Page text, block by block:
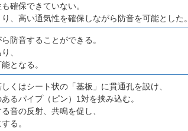
確保できていない。
、高い通気性を確保しながら防音を可能とした。
防音することができる。
、
となる。
くはシート状の「基板」に貫通孔を設け、
るパイプ（ピン）1対を挟み込む。
音の反射、共鳴を促し、
る。